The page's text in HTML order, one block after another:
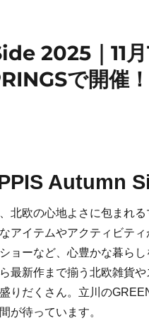
2025｜11月
で開催
Autumn
北欧の心地よさに包まれる
アイテムやアクティビテ
ョーなど、心豊かな暮らし
最新作まで揃う北欧雑貨
りだくさん。立川の
が待っています。